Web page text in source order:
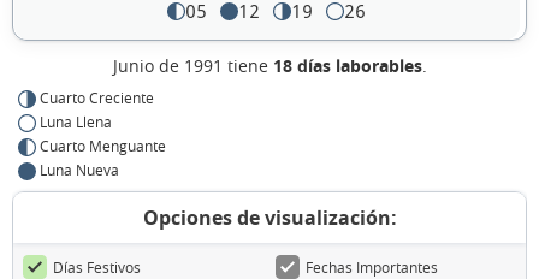
05 12 19 26
Junio de 1991 tiene 18 días laborables.
Cuarto Creciente
Luna Llena
Cuarto Menguante
Luna Nueva
Opciones de visualización:
Días Festivos
Fechas Importantes